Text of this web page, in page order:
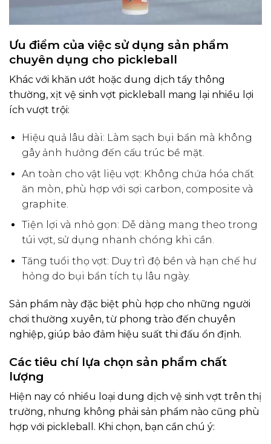
Ưu điểm của việc sử dụng sản phẩm
chuyên dụng cho pickleball
Khác với khăn ướt hoặc dung dịch tẩy thông
thường, xịt vệ sinh vợt pickleball mang lại nhiều lợi
ích vượt trội:
Hiệu quả lâu dài: Làm sạch bụi bẩn mà không
gây ảnh hưởng đến cấu trúc bề mặt.
An toàn cho vật liệu vợt: Không chứa hóa chất
ăn mòn, phù hợp với sợi carbon, composite và
graphite.
Tiện lợi và nhỏ gọn: Dễ dàng mang theo trong
túi vợt, sử dụng nhanh chóng khi cần.
Tăng tuổi thọ vợt: Duy trì độ bền và hạn chế hư
hỏng do bụi bẩn tích tụ lâu ngày.
Sản phẩm này đặc biệt phù hợp cho những người
chơi thường xuyên, từ phong trào đến chuyên
nghiệp, giúp bảo đảm hiệu suất thi đấu ổn định.
Các tiêu chí lựa chọn sản phẩm chất
lượng
Hiện nay có nhiều loại dung dịch vệ sinh vợt trên thị
trường, nhưng không phải sản phẩm nào cũng phù
hợp với pickleball. Khi chọn, bạn cần chú ý: